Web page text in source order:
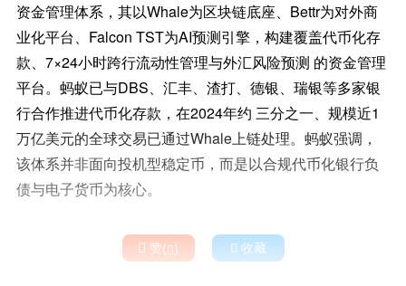
资金管理体系，其以Whale为区块链底座、Bettr为对外商
业化平台、Falcon TST为AI预测引擎，构建覆盖代币化存
款、7×24小时跨行流动性管理与外汇风险预测 的资金管理
平台。蚂蚁已与DBS、汇丰、渣打、德银、瑞银等多家银
行合作推进代币化存款，在2024年约 三分之一、规模近1
万亿美元的全球交易已通过Whale上链处理。蚂蚁强调，
该体系并非面向投机型稳定币，而是以合规代币化银行负
债与电子货币为核心。
 赞()  收藏